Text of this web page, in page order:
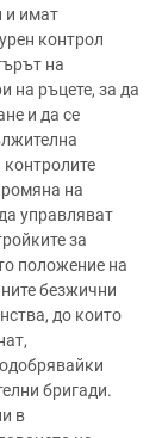
и имат
контрол
на
на ръцете, за да
и да се
на
управляват
за
положение на
безжични
до които
бригади.
в